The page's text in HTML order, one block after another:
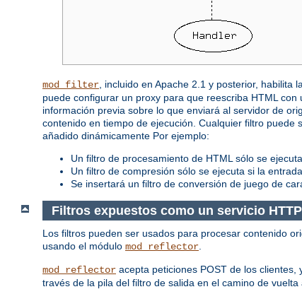
mod_filter , incluido en Apache 2.1 y posterior,
puede configurar un proxy para que reescriba HTML
información previa sobre lo que enviará al servidor de
contenido en tiempo de ejecución. Cualquier filtro
añadido dinámicamente Por ejemplo:
Un filtro de procesamiento de HTML sólo se
Un filtro de compresión sólo se ejecuta si la
Se insertará un filtro de conversión de juego de
Filtros expuestos como un servicio HTTP
Los filtros pueden ser usados para procesar contenido
usando el módulo mod_reflector.
mod_reflector acepta peticiones POST de los
través de la pila del filtro de salida en el camino de vuelta